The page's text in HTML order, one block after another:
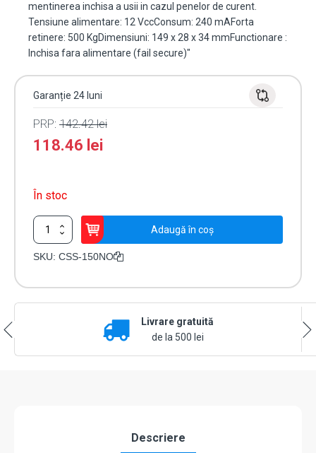
mentinerea inchisa a usii in cazul penelor de curent.
Tensiune alimentare: 12 VccConsum: 240 mAForta
retinere: 500 KgDimensiuni: 149 x 28 x 34 mmFunctionare :
Inchisa fara alimentare (fail secure)"
Garanție 24 luni
PRP: 142.42lei
118.46 lei
În stoc
Cantitate
Yala
electromagnetica
Adaugă în coș
SKU: CSS-150NO
Livrare gratuită
de la 500 lei
Descriere